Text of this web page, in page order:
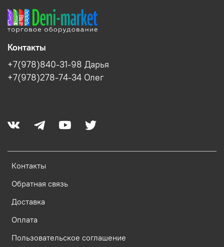
Контакты
Обратная связь
Доставка
Оплата
Пользовательское соглашение
Контакты
+7(978)840-31-98 Дарья
+7(978)278-74-34 Олег